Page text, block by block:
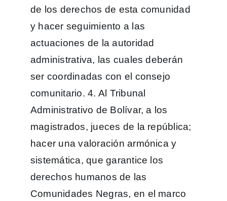
de los derechos de esta comunidad
y hacer seguimiento a las
actuaciones de la autoridad
administrativa, las cuales deberán
ser coordinadas con el consejo
comunitario. 4. Al Tribunal
Administrativo de Bolívar, a los
magistrados, jueces de la república;
hacer una valoración armónica y
sistemática, que garantice los
derechos humanos de las
Comunidades Negras, en el marco